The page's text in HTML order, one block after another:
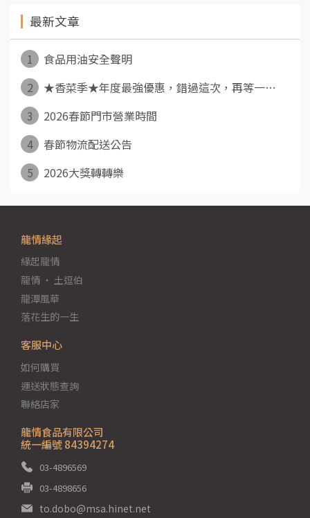
最新文章
1
食品用油安全聲明
2
★香菜季★年度最強優惠，錯過這次，再等一⋯
3
2026春節門市營業時間
4
春節物流配送公告
5
2026大獎轉轉樂
龍情食品有限公司
統一編號 84394274
03-4896569
03-4898656
to.dobo@msa.hinet.net
龍情緣起
緣起龍情
龍情 ‧ 土逗伯
龍潭風華
落花生的一生
客服中心
如何購買
運送狀態查詢
聯絡店家